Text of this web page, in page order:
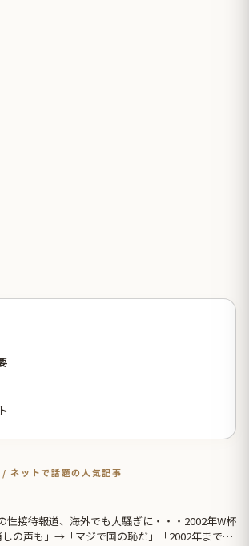
ットで話題の人気記事
性接待報道、海外でも大騒ぎに・・・2002年W杯
の声も」→「マジで国の恥だ」「2002年まで疑